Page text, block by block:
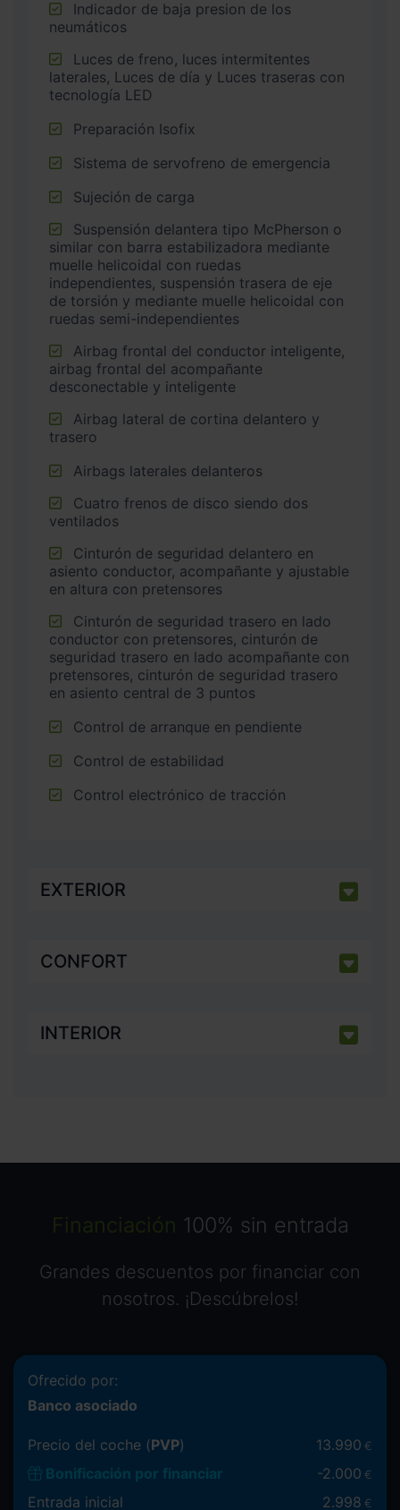
neumáticos
laterales, Luces de día y Luces traseras con
tecnología LED
Preparación Isofix
Sistema de servofreno de emergencia
Sujeción de carga
similar con barra estabilizadora mediante
muelle helicoidal con ruedas
independientes, suspensión trasera de eje
de torsión y mediante muelle helicoidal con
ruedas semi-independientes
airbag frontal del acompañante
desconectable y inteligente
trasero
Airbags laterales delanteros
ventilados
asiento conductor, acompañante y ajustable
en altura con pretensores
conductor con pretensores, cinturón de
seguridad trasero en lado acompañante con
pretensores, cinturón de seguridad trasero
en asiento central de 3 puntos
Control de arranque en pendiente
Control de estabilidad
Control electrónico de tracción
EXTERIOR
CONFORT
INTERIOR
Financiación 100% sin entrada
Grandes descuentos por financiar con
nosotros. ¡Descúbrelos!
Ofrecido por:
Banco asociado
Precio del coche (PVP) 13.990 €
Bonificación por financiar -2.000 €
Entrada inicial 2.998 €